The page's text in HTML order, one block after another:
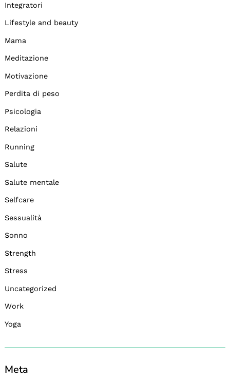
Integratori
Lifestyle and beauty
Mama
Meditazione
Motivazione
Perdita di peso
Psicologia
Relazioni
Running
Salute
Salute mentale
Selfcare
Sessualità
Sonno
Strength
Stress
Uncategorized
Work
Yoga
Meta